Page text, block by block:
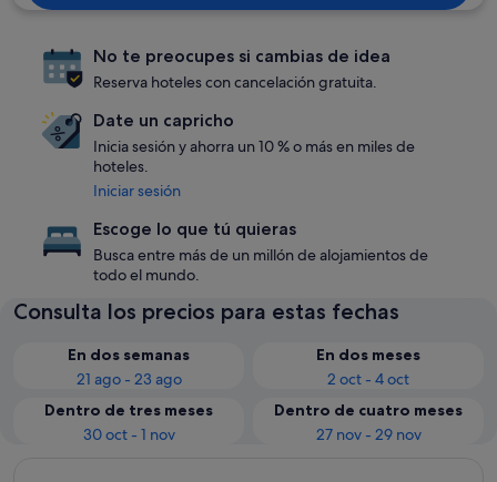
No te preocupes si cambias de idea
Reserva hoteles con cancelación gratuita.
Date un capricho
Inicia sesión y ahorra un 10 % o más en miles de
hoteles.
Iniciar sesión
Escoge lo que tú quieras
Busca entre más de un millón de alojamientos de
todo el mundo.
Consulta los precios para estas fechas
En dos semanas
21 ago - 23 ago
En dos meses
2 oct - 4 oct
Dentro de tres meses
30 oct - 1 nov
Dentro de cuatro meses
27 nov - 29 nov